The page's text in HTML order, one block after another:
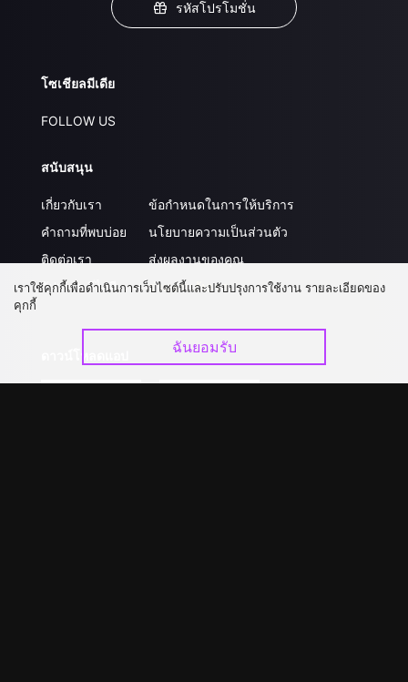
รหัสโปรโมชั่น
โซเชียลมีเดีย
FOLLOW US
สนับสนุน
เกี่ยวกับเรา
คำถามที่พบบ่อย
ติดต่อเรา
อัปเกรด วีไอพี
ข้อกำหนดในการให้บริการ
นโยบายความเป็นส่วนตัว
ส่งผลงานของคุณ
ร่วมงานกับเรา
เราใช้คุกกี้เพื่อดำเนินการเว็บไซต์นี้และปรับปรุงการใช้งาน รายละเอียดของ
คุกกี้
ฉันยอมรับ